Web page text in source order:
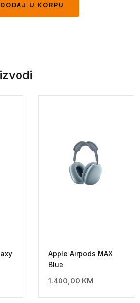
DODAJ U KORPU
Apple Airpods MAX
Blue
1.400,00 KM